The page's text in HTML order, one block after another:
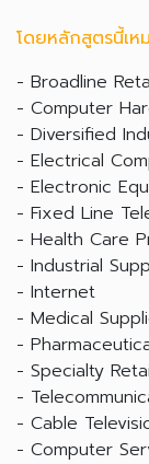
โดยหลักสูตรนี้เห
- Broadline
- Computer
- Diversified
- Electrical
- Electronic
- Fixed Line
- Health Care
- Industrial
- Internet
- Medical
-
- Specialty
-
- Cable
- Computer